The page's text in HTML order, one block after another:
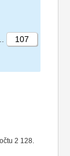
2 128.
107